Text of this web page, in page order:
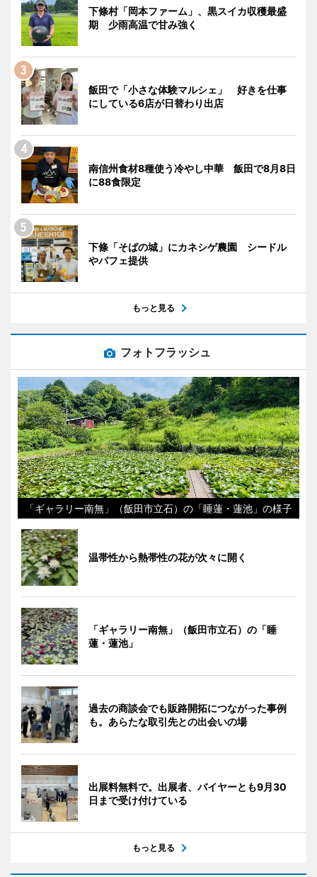
下條村「岡本ファーム」、黒スイカ収穫最盛
期 少雨高温で甘み強く
飯田で「小さな体験マルシェ」 好きを仕事
にしている6店が日替わり出店
南信州食材8種使う冷やし中華 飯田で8月8日
に88食限定
下條「そばの城」にカネシゲ農園 シードル
やパフェ提供
もっと見る
フォトフラッシュ
「ギャラリー南無」（飯田市立石）の「睡蓮・蓮池」の様子
温帯性から熱帯性の花が次々に開く
「ギャラリー南無」（飯田市立石）の「睡
蓮・蓮池」
過去の商談会でも販路開拓につながった事例
も。あらたな取引先との出会いの場
出展料無料で。出展者、バイヤーとも9月30
日まで受け付けている
もっと見る